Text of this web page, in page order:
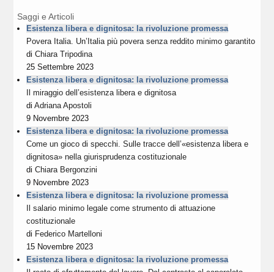
Saggi e Articoli
Esistenza libera e dignitosa: la rivoluzione promessa
Povera Italia. Un’Italia più povera senza reddito minimo garantito
diChiara Tripodina
25 Settembre 2023
Esistenza libera e dignitosa: la rivoluzione promessa
Il miraggio dell’esistenza libera e dignitosa
diAdriana Apostoli
9 Novembre 2023
Esistenza libera e dignitosa: la rivoluzione promessa
Come un gioco di specchi. Sulle tracce dell’«esistenza libera e
dignitosa» nella giurisprudenza costituzionale
diChiara Bergonzini
9 Novembre 2023
Esistenza libera e dignitosa: la rivoluzione promessa
Il salario minimo legale come strumento di attuazione
costituzionale
di Federico Martelloni
15 Novembre 2023
Esistenza libera e dignitosa: la rivoluzione promessa